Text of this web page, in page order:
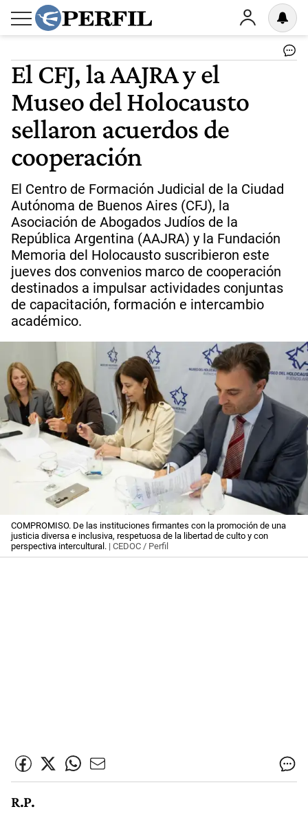
El CFJ, la AAJRA y el
Museo del Holocausto
sellaron acuerdos de
cooperación
El Centro de Formación Judicial de la Ciudad
Autónoma de Buenos Aires (CFJ), la
Asociación de Abogados Judíos de la
República Argentina (AAJRA) y la Fundación
Memoria del Holocausto suscribieron este
jueves dos convenios marco de cooperación
destinados a impulsar actividades conjuntas
de capacitación, formación e intercambio
académico.
COMPROMISO. De las instituciones firmantes con la promoción de una
justicia diversa e inclusiva, respetuosa de la libertad de culto y con
perspectiva intercultural. | CEDOC / Perfil
R.P.